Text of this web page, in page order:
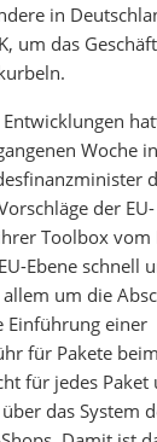
in
um das Geschäft
Woche
der EU-
Toolbox vom
Ebene schnell
um die
Einführung einer
für Pakete
für jedes Paket
das System